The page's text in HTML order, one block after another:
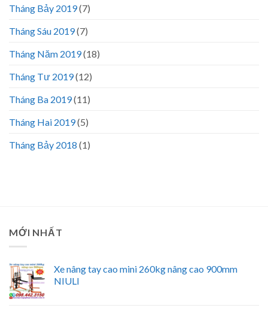
Tháng Bảy 2019(7)
Tháng Sáu 2019(7)
Tháng Năm 2019(18)
Tháng Tư 2019(12)
Tháng Ba 2019(11)
Tháng Hai 2019(5)
Tháng Bảy 2018 (1)
MỚI NHẤT
Xe nâng tay cao mini 260kg nâng cao 900mm
NIULI